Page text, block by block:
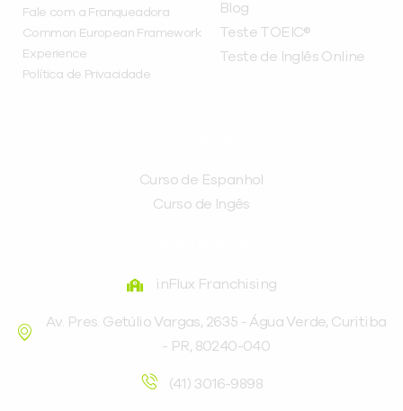
Fale com a Franqueadora
Common European Framework
Experience
Política de Privacidade
Blog
Teste TOEIC®
Teste de Inglês Online
Curso de Espanhol
Curso de Ingês
inFlux Franchising
Av. Pres. Getúlio Vargas, 2635 - Água Verde, Curitiba
- PR, 80240-040
(41) 3016-9898